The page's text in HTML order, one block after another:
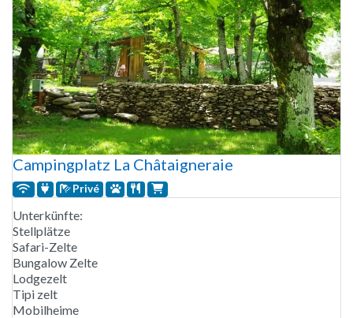
Campingplatz La Châtaigneraie
Privé
Unterkünfte:
Stellplätze
Safari-Zelte
Bungalow Zelte
Lodgezelt
Tipi zelt
Mobilheime